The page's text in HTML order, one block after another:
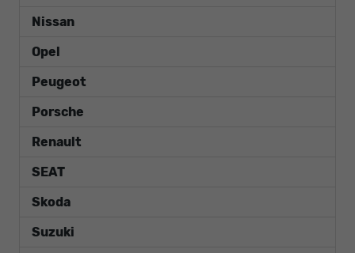
Nissan
Opel
Peugeot
Porsche
Renault
SEAT
Skoda
Suzuki